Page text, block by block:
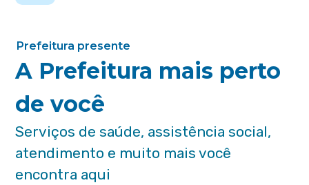
Prefeitura presente
A Prefeitura mais perto
de você
Serviços de saúde, assistência social,
atendimento e muito mais você
encontra aqui